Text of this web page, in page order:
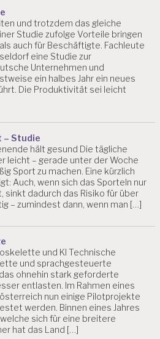
und trotzdem das gleiche
Studie zufolge Vorteile bringen
auch für Beschäftigte. Fachleute
eine Studie zur
Unternehmen und
ein halbes Jahr ein neues
Die Produktivität sei leicht
– Studie
hält gesund Die tägliche
leicht – gerade unter der Woche
Sport zu machen. Eine kürzlich
Auch, wenn sich das Sporteln nur
sinkt dadurch das Risiko für über
– zumindest dann, wenn man […]
und KI Technische
und sprachgesteuerte
ohnehin stark geforderte
entlasten. Im Rahmen eines
nun einige Pilotprojekte
werden. Binnen eines Jahres
sich für eine breitere
hat das Land […]